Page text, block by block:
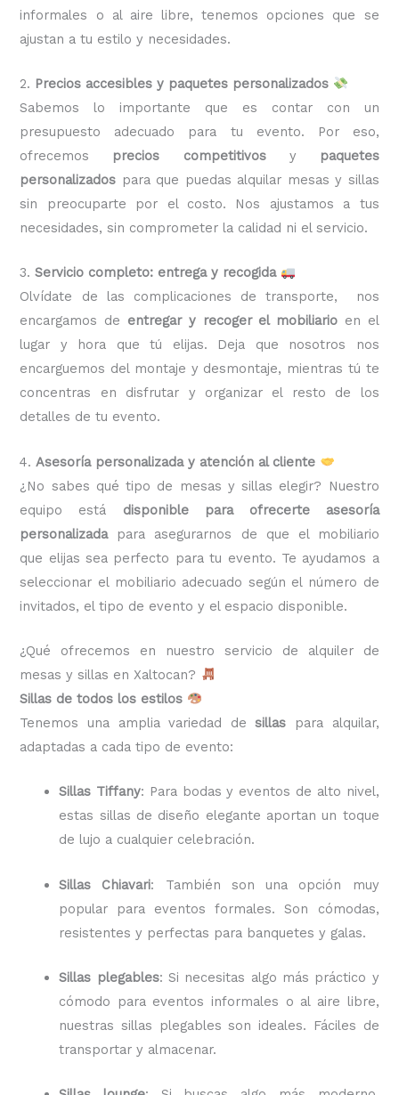
informales o al aire libre, tenemos opciones que se
ajustan a tu estilo y necesidades.
2. Precios accesibles y paquetes personalizados
Sabemos lo importante que es contar con un
presupuesto adecuado para tu evento. Por eso,
ofrecemos precios competitivosy
paquetes
personalizados para que puedas alquilar mesas y sillas
sin preocuparte por el costo. Nos ajustamos a tus
necesidades, sin comprometer la calidad ni el servicio.
3.Servicio completo: entrega y recogida
Olvídate de las complicaciones de transporte, nos
encargamos de entregar y recoger el mobiliario en el
lugar y hora que tú elijas. Deja que nosotros nos
encarguemos del montaje y desmontaje, mientras tú te
concentras en disfrutar y organizar el resto de los
detalles de tu evento.
4.Asesoría personalizada y atención al cliente
¿No sabes qué tipo de mesas y sillas elegir? Nuestro
equipo está disponible para ofrecerte asesoría
personalizadapara asegurarnos de que el mobiliario
que elijas sea perfecto para tu evento. Te ayudamos a
seleccionar el mobiliario adecuado según el número de
invitados, el tipo de evento y el espacio disponible.
¿Qué ofrecemos en nuestro servicio de alquiler de
mesas y sillas en Xaltocan?
Sillas de todos los estilos
Tenemos una amplia variedad desillas para alquilar,
adaptadas a cada tipo de evento:
Sillas Tiffany: Para bodas y eventos de alto nivel,
estas sillas de diseño elegante aportan un toque
de lujo a cualquier celebración.
Sillas Chiavari: También son una opción muy
popular para eventos formales. Son cómodas,
resistentes y perfectas para banquetes y galas.
Sillas plegables: Si necesitas algo más práctico y
cómodo para eventos informales o al aire libre,
nuestras sillas plegables son ideales. Fáciles de
transportar y almacenar.